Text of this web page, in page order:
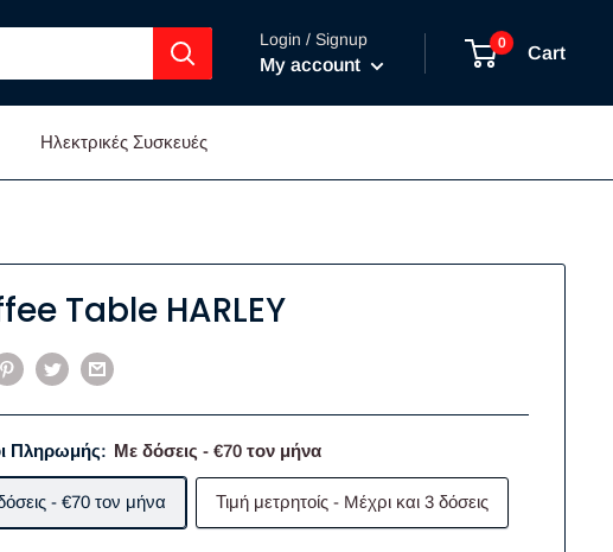
Login / Signup
My account
0
Cart
Ηλεκτρικές Συσκευές
Table HARLEY
Πληρωμής: Με δόσεις - €70 τον μήνα
- €70 τον μήνα Τιμή μετρητοίς - Mέχρι και 3 δόσεις